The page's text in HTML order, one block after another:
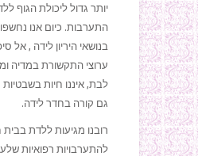
יותר גדול ליכולת הגוף
התערבות. כיום אנו
בנושאי היריון לידה , אל
ערוצי התקשורת במדיה
לבת, איננו חיות בשבטיות
גם קורה בחדר לידה.
רובנו מגיעות ללדת בבית
להתערבויות רפואיות